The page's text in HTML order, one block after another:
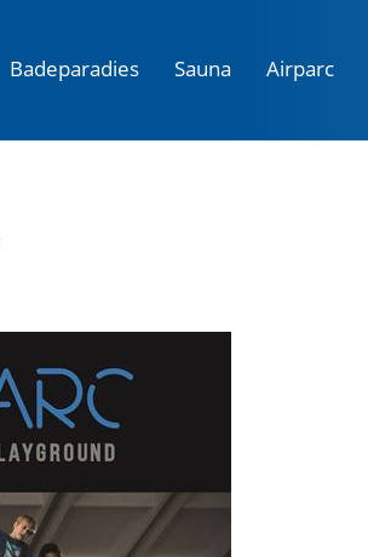
Badeparadies Sauna Airparc